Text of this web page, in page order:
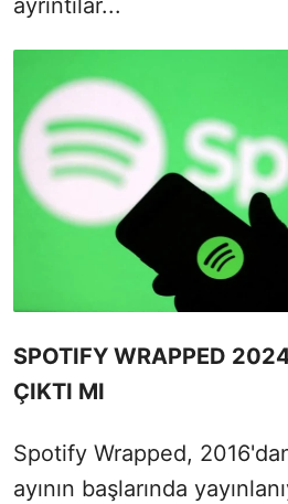
SPOTIFY WRAPPED
ÇIKTI MI
Spotify Wrapped,
ayının başlarında